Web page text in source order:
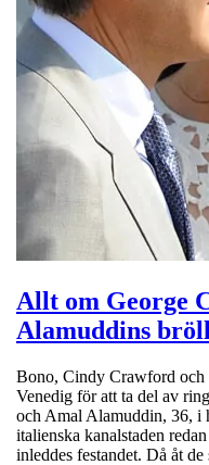
Allt om George
Alamuddins
Bono, Cindy Crawford och
Venedig för att ta del av
och Amal Alamuddin, 36, i
italienska kanalstaden
inleddes festandet. Då åt